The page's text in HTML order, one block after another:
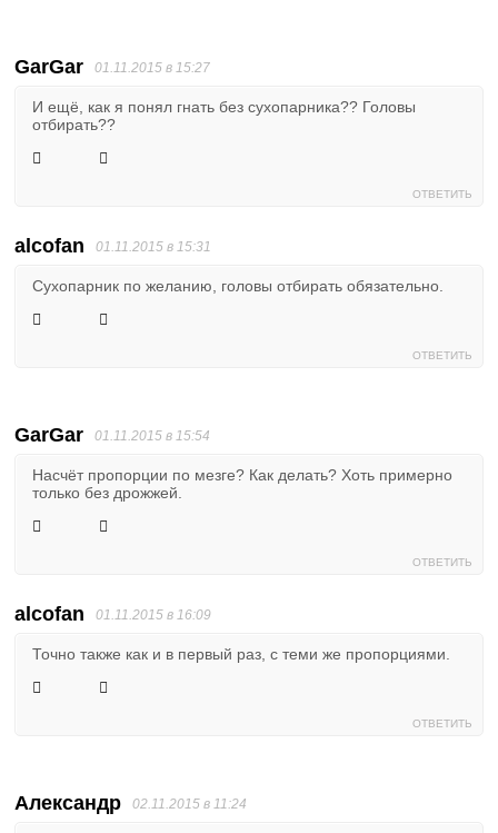
GarGar 01.11.2015 в 15:27
И ещё, как я понял гнать без сухопарника?? Головы
отбирать??
ОТВЕТИТЬ
alcofan 01.11.2015 в 15:31
Сухопарник по желанию, головы отбирать обязательно.
ОТВЕТИТЬ
GarGar 01.11.2015 в 15:54
Насчёт пропорции по мезге? Как делать? Хоть примерно
только без дрожжей.
ОТВЕТИТЬ
alcofan 01.11.2015 в 16:09
Точно также как и в первый раз, с теми же пропорциями.
ОТВЕТИТЬ
Александр 02.11.2015 в 11:24